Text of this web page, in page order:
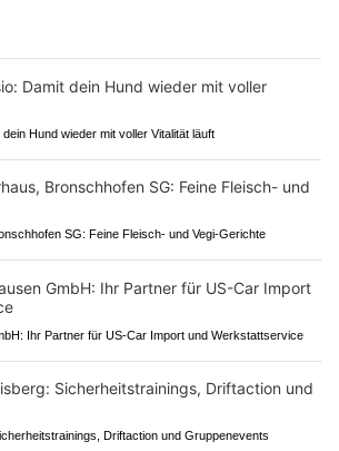
Hund wieder mit voller Vitalität läuft
SG: Feine Fleisch- und Vegi-Gerichte
Ihr Partner für US-Car Import und Werkstattservice
Driftaction und Gruppenevents